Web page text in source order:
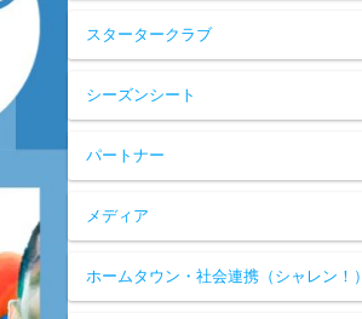
スタータークラブ
シーズンシート
パートナー
メディア
ホームタウン・社会連携（シャレン！）